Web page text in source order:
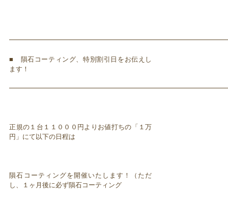
■ 隕石コーティング、特別割引日をお伝えし
ます！
正規の１台１１０００円よりお値打ちの「１万
円」にて以下の日程は
隕石コーティングを開催いたします！（ただ
し、１ヶ月後に必ず隕石コーティング